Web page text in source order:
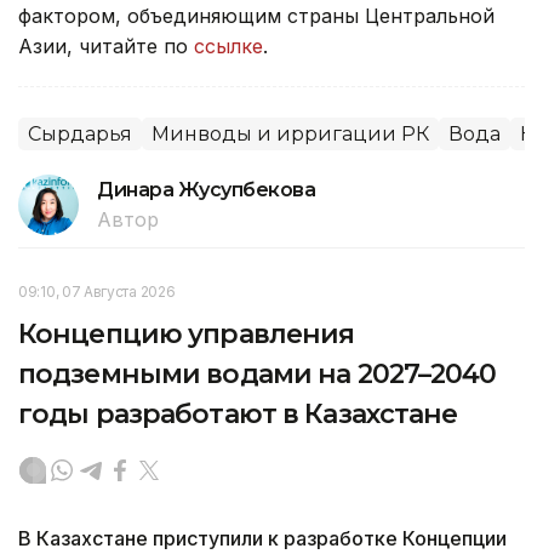
фактором, объединяющим страны Центральной
Азии, читайте по ссылке.
Сырдарья Минводы и ирригации РК Вода
Динара Жусупбекова
Автор
09:10, 07 Августа 2026
Концепцию управления
подземными водами на 2027–2040
годы разработают в Казахстане
В Казахстане приступили к разработке Концепции